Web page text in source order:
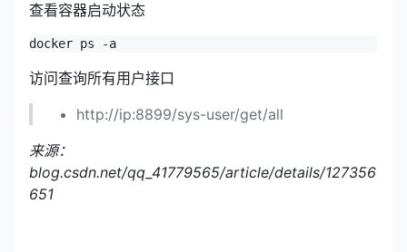
查看容器启动状态
docker ps -a
访问查询所有用户接口
http://ip:8899/sys-user/get/all
来源：
blog.csdn.net/qq_41779565/article/details/127356
651